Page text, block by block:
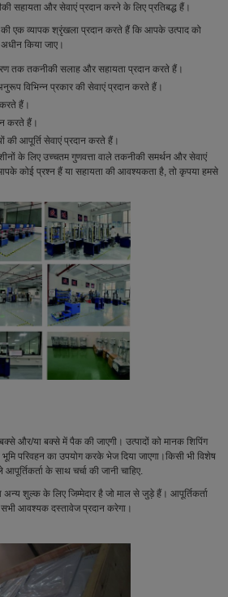
सहायता और सेवाएं प्रदान करने के लिए प्रतिबद्ध हैं।
एक व्यापक श्रृंखला प्रदान करते हैं कि आपके उत्पाद को
किया जाए।
तक तकनीकी सलाह और सहायता प्रदान करते हैं।
विभिन्न प्रकार की सेवाएं प्रदान करते हैं।
हैं।
करते हैं।
की आपूर्ति सेवाएं प्रदान करते हैं।
मशीनों के लिए उच्चतम गुणवत्ता वाले तकनीकी समर्थन और सेवाएं
कोई प्रश्न हैं या सहायता की आवश्यकता है, तो कृपया हमसे
बक्से और/या बक्से में पैक की जाएगी। उत्पादों को मानक शिपिंग
भूमि परिवहन का उपयोग करके भेज दिया जाएगा।किसी भी विशेष
के साथ चर्चा की जानी चाहिए.
शुल्क के लिए जिम्मेदार है जो माल से जुड़े हैं। आपूर्तिकर्ता
आवश्यक दस्तावेज प्रदान करेगा।